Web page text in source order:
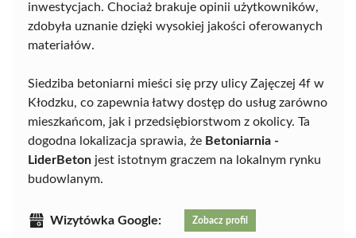
inwestycjach. Chociaż brakuje opinii użytkowników,
zdobyła uznanie dzięki wysokiej jakości oferowanych
materiałów.
Siedziba betoniarni mieści się przy ulicy Zajęczej 4f w
Kłodzku, co zapewnia łatwy dostęp do usług zarówno
mieszkańcom, jak i przedsiębiorstwom z okolicy. Ta
dogodna lokalizacja sprawia, że Betoniarnia -
LiderBeton jest istotnym graczem na lokalnym rynku
budowlanym.
Wizytówka Google: Zobacz profil